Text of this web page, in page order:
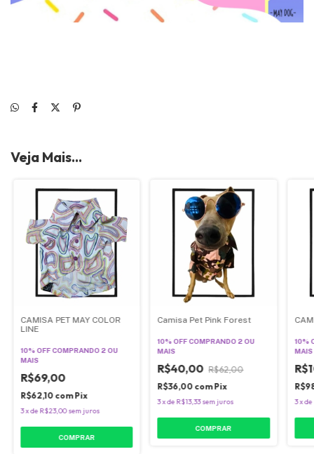
Veja Mais...
CAMISA PET MAY COLOR
LINE
10% OFFCOMPRANDO 2 OU
MAIS
R$69,00
R$62,10 com Pix
3xdeR$23,00 sem juros
COMPRAR
Camisa Pet Pink Forest
10% OFFCOMPRANDO 2 OU
MAIS
R$40,00 R$62,00
R$36,00 comPix
3xdeR$13,33sem juros
COMPRAR
10%
MAIS
3xde